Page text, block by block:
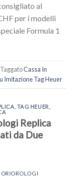
al
per i modelli
Formula 1
TaggatoCassa In
Imitazione Tag Heuer
, TAG HEUER,
Replica
da Due